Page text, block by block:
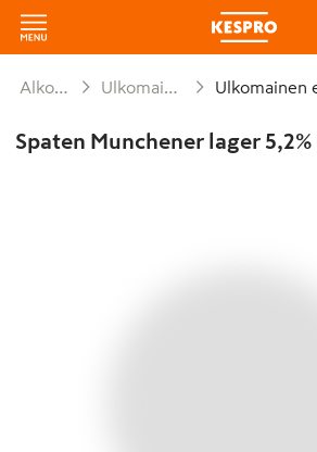
Alkoholijuomat Ulkomainen erikoisolut Ulkomainen
Spaten Munchener lager 5,2%